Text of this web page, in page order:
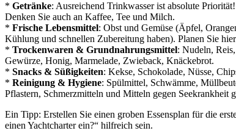
* Getränke: Ausreichend Trinkwasser ist absolute
Denken Sie auch an Kaffee, Tee und Milch.
* Frische Lebensmittel: Obst und Gemüse (Äpfel,
Kühlung und schnellen Zubereitung haben). Planen Sie
* Trockenwaren & Grundnahrungsmittel: Nudeln,
Gewürze, Honig, Marmelade, Zwieback, Knäckebrot.
* Snacks & Süßigkeiten: Kekse, Schokolade, Nüsse,
* Reinigung & Hygiene: Spülmittel, Schwämme,
Pflastern, Schmerzmitteln und Mitteln gegen Seekrankheit
Ein Tipp: Erstellen Sie einen groben Essensplan für die
einen Yachtcharter ein?“ hilfreich sein.